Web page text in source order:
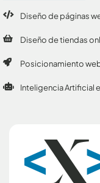
Diseño de páginas
Diseño de tiendas
Posicionamiento
Inteligencia Artificial